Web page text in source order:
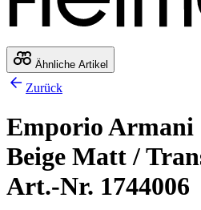
Ähnliche Artikel
Zurück
Emporio Armani
Beige Matt /
Art.-Nr. 1744006